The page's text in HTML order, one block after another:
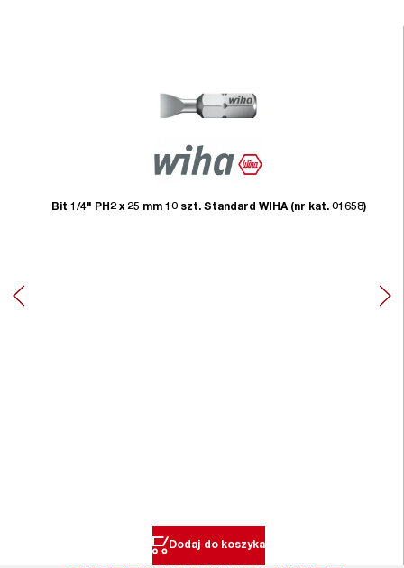
Bit 1/4" PH2 x 25 mm 10 szt. Standard WIHA (nr kat. 01658)
Dodaj do koszyka